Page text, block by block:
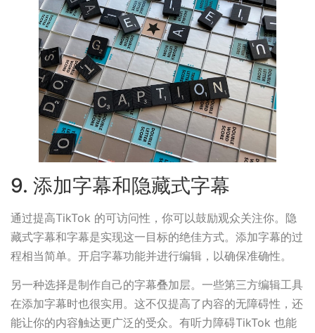
9. 添加字幕和隐藏式字幕
通过提高TikTok 的可访问性，你可以鼓励观众关注你。隐
藏式字幕和字幕是实现这一目标的绝佳方式。添加字幕的过
程相当简单。开启字幕功能并进行编辑，以确保准确性。
另一种选择是制作自己的字幕叠加层。一些第三方编辑工具
在添加字幕时也很实用。这不仅提高了内容的无障碍性，还
能让你的内容触达更广泛的受众。有听力障碍TikTok 也能